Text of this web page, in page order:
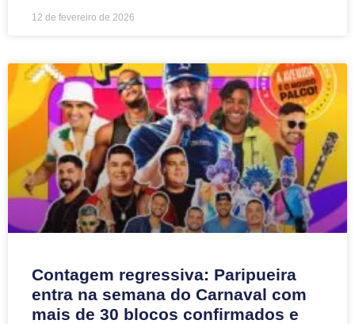
12 de fevereiro de 2026
Contagem regressiva: Paripueira
entra na semana do Carnaval com
mais de 30 blocos confirmados e